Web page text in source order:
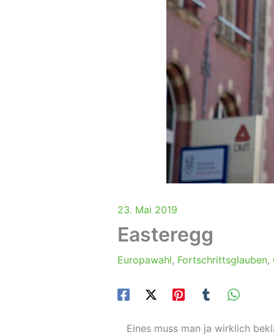
23. Mai 2019
Easteregg
Europawahl, Fortschrittsglauben,
Eines muss man ja wirklich